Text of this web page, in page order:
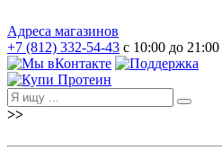
Адреса магазинов
+7 (812) 332-54-43 с 10:00 до 21:00
>>